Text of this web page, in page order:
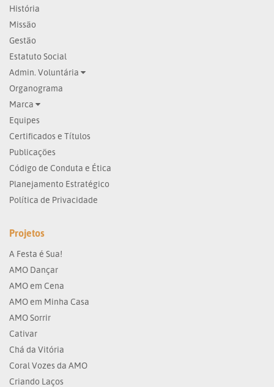
História
Missão
Gestão
Estatuto Social
Admin. Voluntária
Organograma
Marca
Equipes
Certificados e Títulos
Publicações
Código de Conduta e Ética
Planejamento Estratégico
Política de Privacidade
Projetos
A Festa é Sua!
AMO Dançar
AMO em Cena
AMO em Minha Casa
AMO Sorrir
Cativar
Chá da Vitória
Coral Vozes da AMO
Criando Laços